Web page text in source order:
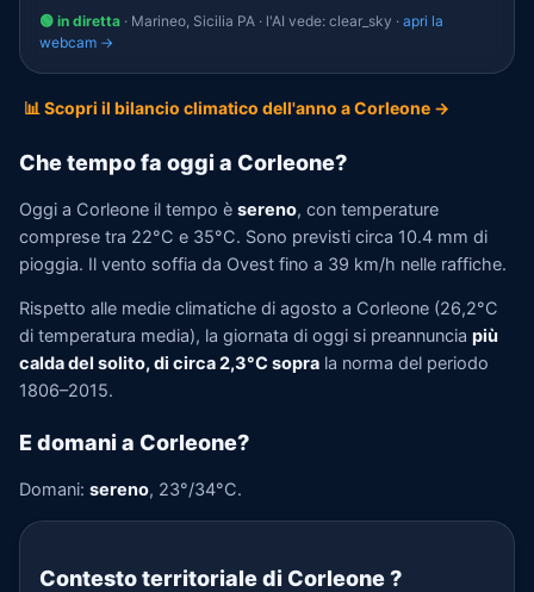
🟢 in diretta · Marineo, Sicilia PA · l'AI vede: clear_sky · apri la
webcam →
📊 Scopri il bilancio climatico dell'anno a Corleone →
Che tempo fa oggi a Corleone?
Oggi a Corleone il tempo è sereno, con temperature
comprese tra 22°C e 35°C. Sono previsti circa 10.4 mm di
pioggia. Il vento soffia da Ovest fino a 39 km/h nelle raffiche.
Rispetto alle medie climatiche di agosto a Corleone (26,2°C
di temperatura media), la giornata di oggi si preannuncia più
calda del solito, di circa 2,3°C sopra la norma del periodo
1806–2015.
E domani a Corleone?
Domani: sereno, 23°/34°C.
Contesto territoriale di Corleone?